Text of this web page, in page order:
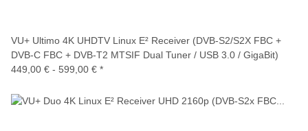
VU+ Ultimo 4K UHDTV Linux E² Receiver (DVB-S2/S2X FBC +
DVB-C FBC + DVB-T2 MTSIF Dual Tuner / USB 3.0 / GigaBit)
449,00 € - 599,00 € *